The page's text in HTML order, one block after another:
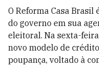
O Reforma Casa
do governo em sua
eleitoral. Na sexta-
novo modelo de
poupança, voltado à